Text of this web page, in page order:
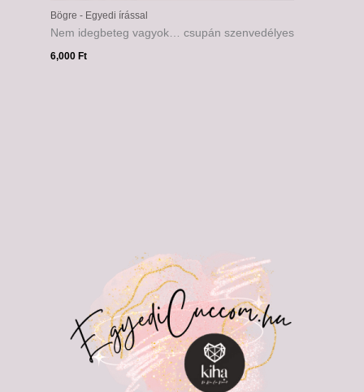
Bögre - Egyedi írással
Nem idegbeteg vagyok… csupán szenvedélyes
6,000Ft